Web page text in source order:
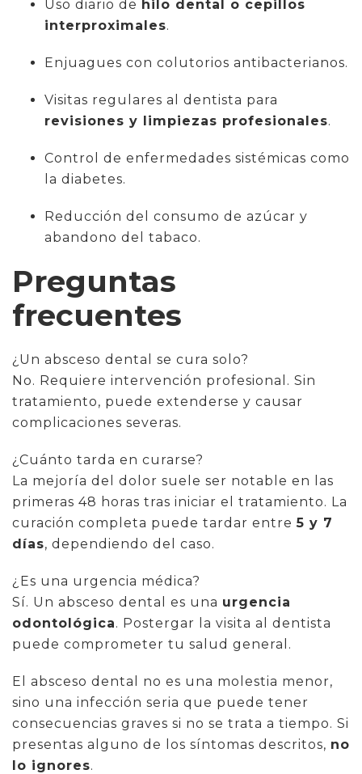
Uso diario de hilo dental o cepillos
interproximales.
Enjuagues con colutorios antibacterianos.
Visitas regulares al dentista para
revisiones y limpiezas profesionales.
Control de enfermedades sistémicas como
la diabetes.
Reducción del consumo de azúcar y
abandono del tabaco.
Preguntas
frecuentes
¿Un absceso dental se cura solo?
No. Requiere intervención profesional. Sin
tratamiento, puede extenderse y causar
complicaciones severas.
¿Cuánto tarda en curarse?
La mejoría del dolor suele ser notable en las
primeras 48 horas tras iniciar el tratamiento. La
curación completa puede tardar entre5 y 7
días, dependiendo del caso.
¿Es una urgencia médica?
Sí. Un absceso dental es una urgencia
odontológica. Postergar la visita al dentista
puede comprometer tu salud general.
El absceso dental no es una molestia menor,
sino una infección seria que puede tener
consecuencias graves si no se trata a tiempo. Si
presentas alguno de los síntomas descritos, no
lo ignores.